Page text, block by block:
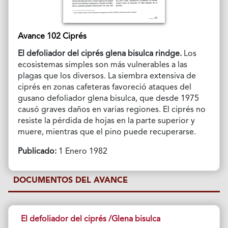
Avance 102 Ciprés
El defoliador del ciprés glena bisulca rindge. Los
ecosistemas simples son más vulnerables a las
plagas que los diversos. La siembra extensiva de
ciprés en zonas cafeteras favoreció ataques del
gusano defoliador glena bisulca, que desde 1975
causó graves daños en varias regiones. El ciprés no
resiste la pérdida de hojas en la parte superior y
muere, mientras que el pino puede recuperarse.
Publicado:1 Enero 1982
DOCUMENTOS DEL AVANCE
El defoliador del ciprés /Glena bisulca